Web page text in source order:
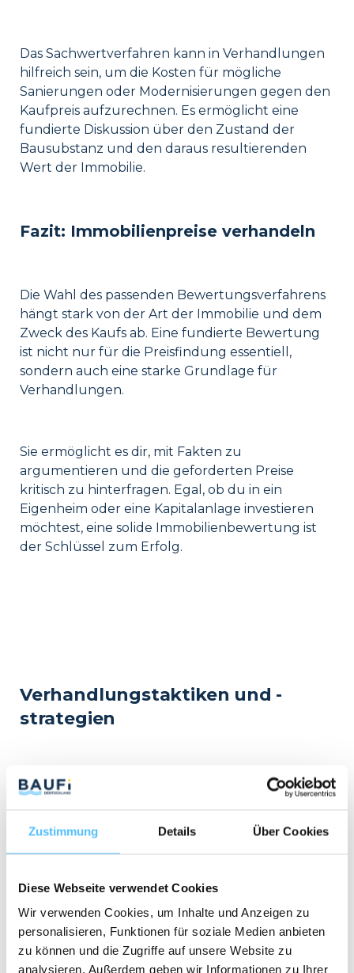
Zustimmung Details Über Cookies
Diese Webseite verwendet Cookies
Wir verwenden Cookies, um Inhalte und Anzeigen zu
personalisieren, Funktionen für soziale Medien anbieten
zu können und die Zugriffe auf unsere Website zu
analysieren. Außerdem geben wir Informationen zu Ihrer
Das Sachwertverfahren kann in Verhandlungen
hilfreich sein, um die Kosten für mögliche
Sanierungen oder Modernisierungen gegen den
Kaufpreis aufzurechnen. Es ermöglicht eine
fundierte Diskussion über den Zustand der
Bausubstanz und den daraus resultierenden
Wert der Immobilie.
Fazit: Immobilienpreise verhandeln
Die Wahl des passenden Bewertungsverfahrens
hängt stark von der Art der Immobilie und dem
Zweck des Kaufs ab. Eine fundierte Bewertung
ist nicht nur für die Preisfindung essentiell,
sondern auch eine starke Grundlage für
Verhandlungen.
Sie ermöglicht es dir, mit Fakten zu
argumentieren und die geforderten Preise
kritisch zu hinterfragen. Egal, ob du in ein
Eigenheim oder eine Kapitalanlage investieren
möchtest, eine solide Immobilienbewertung ist
der Schlüssel zum Erfolg.
Verhandlungstaktiken und -
strategien
Immobilienkauf erfordern nicht nur Wissen über
Verhandlungstaktiken und -strategien. Eine der
ich bereit, zu gehen?
Hierbei hilft es, einen Ankerpreis zu setzen – das
ist der Preis, den du als erstes Angebot einbringst.